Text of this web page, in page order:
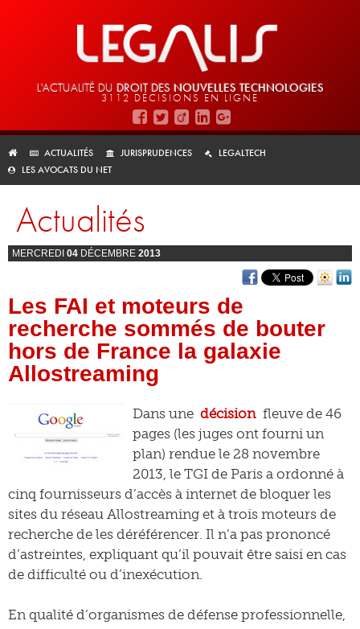
L'ACTUALITÉ DU DROIT DES NOUVELLES TECHNOLOGIES
3112 DÉCISIONS EN LIGNE
ACTUALITÉS JURISPRUDENCES
LEGALTECH
LES AVOCATS DU NET
Actualités
MERCREDI 04 DÉCEMBRE 2013
Les FAI et moteurs de
recherche sommés de bouter
hors de France la galaxie
Allostreaming
Dans une décision fleuve de 46
pages (les juges ont fourni un
plan) rendue le 28 novembre
2013, le TGI de Paris a ordonné à
cinq fournisseurs d’accès à internet de bloquer les
sites du réseau Allostreaming et à trois moteurs de
recherche de les déréférencer. Il n’a pas prononcé
d’astreintes, expliquant qu’il pouvait être saisi en cas
de difficulté ou d’inexécution.
En qualité d’organismes de défense professionnelle,